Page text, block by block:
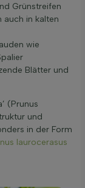
Grünstreifen
auch in kalten
wie
Blätter und
(Prunus
und
in der Form
laurocerasus